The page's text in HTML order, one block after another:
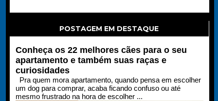
POSTAGEM EM DESTAQUE
Conheça os 22 melhores cães para o seu
apartamento e também suas raças e
curiosidades
Pra quem mora apartamento, quando pensa em escolher
um dog para comprar, acaba ficando confuso ou até
mesmo frustrado na hora de escolher ...